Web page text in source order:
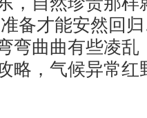
备才能安然回
弯曲曲有些凌乱
略，气候异常红